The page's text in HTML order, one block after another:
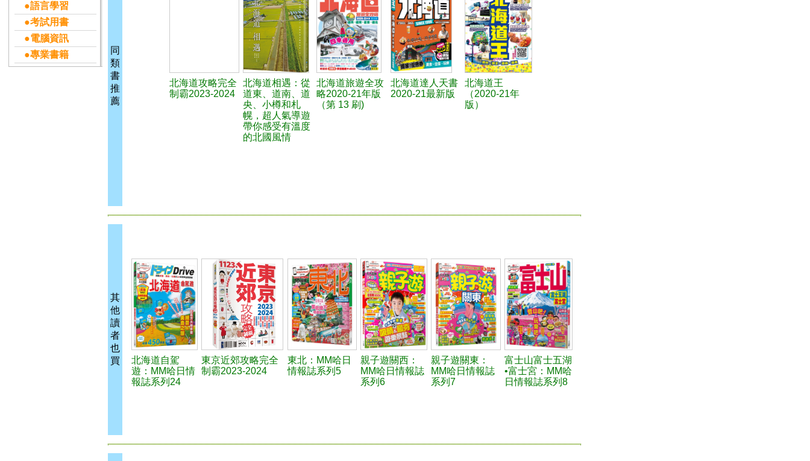
●語言學習
●考試用書
●電腦資訊
●專業書籍
同
類
書
推
薦
北海道攻略完全
制霸2023-2024
北海道相遇：從
道東、道南、道
央、小樽和札
幌，超人氣導遊
帶你感受有溫度
的北國風情
北海道旅遊全攻
略2020-21年版
（第 13 刷)
北海道達人天書
2020-21最新版
北海道王
（2020-21年
版）
其
他
讀
者
也
買
北海道自駕
遊：MM哈日情
報誌系列24
東京近郊攻略完全
制霸2023-2024
東北：MM哈日
情報誌系列5
親子遊關西：
MM哈日情報誌
系列6
親子遊關東：
MM哈日情報誌
系列7
富士山富士五湖
•富士宮：MM哈
日情報誌系列8